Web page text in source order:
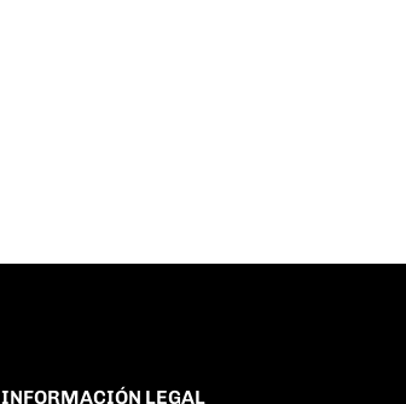
INFORMACIÓN LEGAL